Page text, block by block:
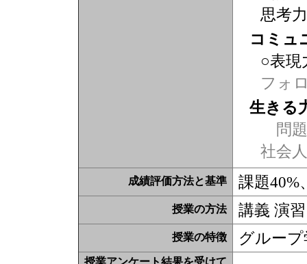
思考力
コミュ
○表現
フォ
生きる
問題
社会
成績評価方法と基準 課題40%
授業の方法 講義 演習
授業の特徴 グルー